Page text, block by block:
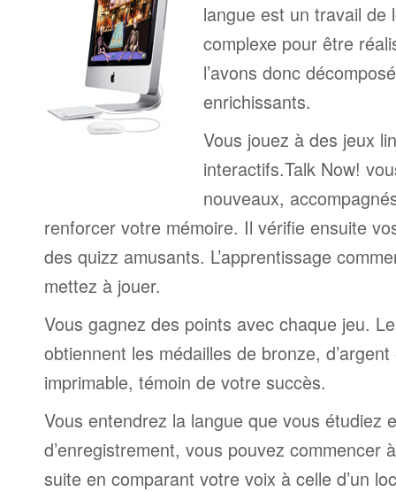
langue est un travail de
complexe pour être
l’avons donc
enrichissants.
Vous jouez à des jeux
interactifs.Talk Now!
nouveaux,
renforcer votre mémoire. Il vérifie ensuite
des quizz amusants. L’apprentissage
mettez à jouer.
Vous gagnez des points avec chaque jeu.
obtiennent les médailles de bronze,
imprimable, témoin de votre succès.
Vous entendrez la langue que vous étudiez
d’enregistrement, vous pouvez commencer
suite en comparant votre voix à celle d’un